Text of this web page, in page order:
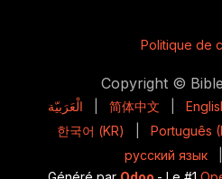
Politique de
Copyright ©
الْعَرَبيّة 简体中文
한국어 (KR)
Português
русский язык